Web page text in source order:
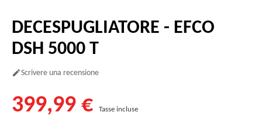
DECESPUGLIATORE - EFCO
DSH 5000 T
Scrivere una recensione
399,99 € Tasse incluse